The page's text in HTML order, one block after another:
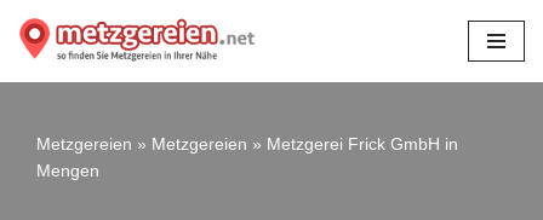
Zum
Metzgereien » Metzgereien » Metzgerei Frick GmbH in
Mengen